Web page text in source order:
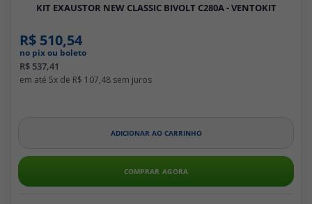
KIT EXAUSTOR NEW CLASSIC BIVOLT C280A - VENTOKIT
R$ 510,54
no pix ou boleto
R$ 537,41
5x de R$ 107,48
ADICIONAR AO CARRINHO
COMPRAR AGORA